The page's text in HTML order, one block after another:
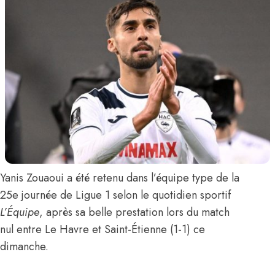
Yanis Zouaoui a été retenu dans l’équipe type de la
25e journée de Ligue 1 selon le quotidien sportif
L’Équipe, après sa belle prestation lors du match
nul entre Le Havre et Saint-Étienne (1-1) ce
dimanche.